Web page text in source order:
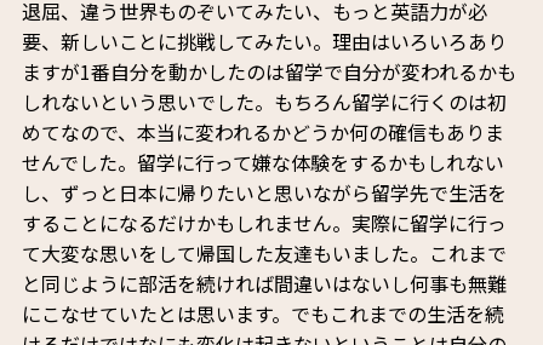
退屈、違う世界ものぞいてみたい、もっと英語力が必
要、新しいことに挑戦してみたい。理由はいろいろあり
ますが1番自分を動かしたのは留学で自分が変われるかも
しれないという思いでした。もちろん留学に行くのは初
めてなので、本当に変われるかどうか何の確信もありま
せんでした。留学に行って嫌な体験をするかもしれない
し、ずっと日本に帰りたいと思いながら留学先で生活を
することになるだけかもしれません。実際に留学に行っ
て大変な思いをして帰国した友達もいました。これまで
と同じように部活を続ければ間違いはないし何事も無難
にこなせていたとは思います。でもこれまでの生活を続